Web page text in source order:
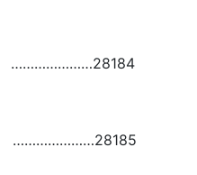
…………………28184
…………………28185